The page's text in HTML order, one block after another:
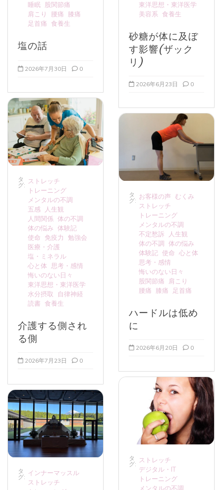
睡眠 股関節痛
肩こり
腰痛
膝痛
足首痛 食養生
塩の話
2026年7月30日 0
タ
グ:
ストレッチ
トレーニング
メンタルの不調
五感
人生観
人間関係 体の不調
体の悩み 体験記
使命
免疫力
勉強会
医療・介護
塩・ミネラル
心と体 思考・感情
悔いのない日々
東洋思想・東洋医学
水分摂取
自律神経
読書 食養生
介護する側され
る側
2026年7月23日 0
タ
グ:
インナーマッスル
ストレッチ
東洋思想・東洋医学
美容系 食養生
砂糖が体に及ぼ
す影響(ザック
リ)
2026年6月23日 0
タ
グ:
お客様の声
むくみ
ストレッチ
トレーニング
メンタルの不調
不定愁訴
人生観
体の不調 体の悩み
体験記 使命 心と体
思考・感情
悔いのない日々
股関節痛
肩こり
腰痛
膝痛 足首痛
ハードルは低め
に
2026年6月20日 0
タ
グ:
ストレッチ
デジタル・IT
トレーニング
メンタルの不調